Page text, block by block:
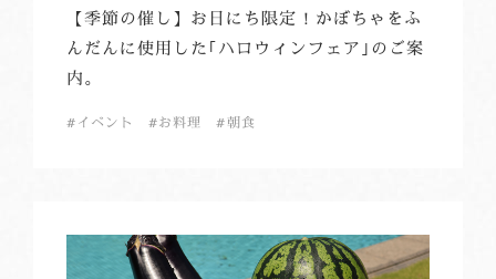
【季節の催し】お日にち限定！かぼちゃをふ
んだんに使用した｢ハロウィンフェア｣のご案
内。
イベント お料理 朝食